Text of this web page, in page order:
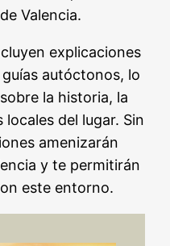
Valencia.
explicaciones
autóctonos, lo
la historia, la
del lugar. Sin
amenizarán
y te permitirán
este entorno.